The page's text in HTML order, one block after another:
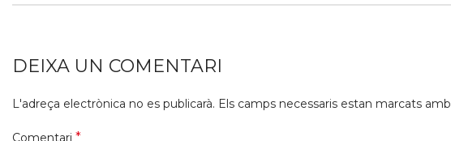
DEIXA UN COMENTARI
L'adreça electrònica no es publicarà. Els camps necessaris estan marcats amb
Comentari *